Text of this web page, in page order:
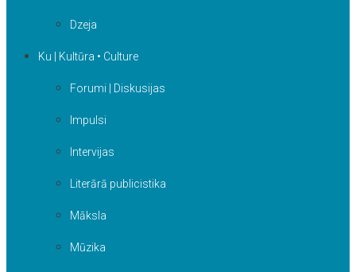
Dzeja
Ku | Kultūra • Culture
Forumi | Diskusijas
Impulsi
Intervijas
Literārā publicistika
Māksla
Mūzika